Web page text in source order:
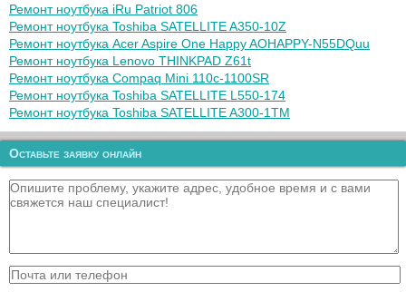
Ремонт ноутбука iRu Patriot 806
Ремонт ноутбука Toshiba SATELLITE A350-10Z
Ремонт ноутбука Acer Aspire One Happy AOHAPPY-N55DQuu
Ремонт ноутбука Lenovo THINKPAD Z61t
Ремонт ноутбука Compaq Mini 110c-1100SR
Ремонт ноутбука Toshiba SATELLITE L550-174
Ремонт ноутбука Toshiba SATELLITE A300-1TM
Оставьте заявку онлайн